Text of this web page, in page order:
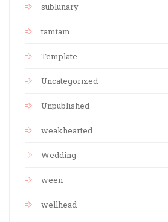
sublunary
tamtam
Template
Uncategorized
Unpublished
weakhearted
Wedding
ween
wellhead